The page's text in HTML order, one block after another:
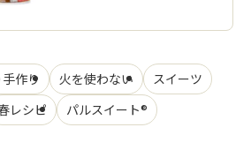
作り 火を使わない
スイーツ
レシピ パルスイート®